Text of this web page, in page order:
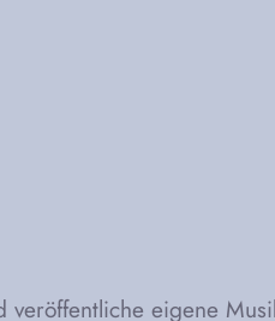
eigene